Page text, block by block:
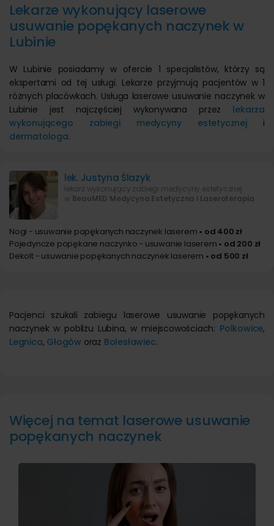
Lekarze wykonujący laserowe
usuwanie popękanych naczynek w
Lubinie
W Lubinie posiadamy w ofercie 1 specjalistów, którzy są
ekspertami od tej usługi. Lekarze przyjmują pacjentów w 1
różnych placówkach. Usługa laserowe usuwanie naczynek w
Lubinie jest najczęściej wykonywana przez lekarza
wykonującego zabiegi medycyny estetyczneji
dermatologa.
lek. Justyna Ślazyk
lekarz wykonujący zabiegi medycyny estetycznej
w BeauMED Medycyna Estetyczna i Laseroterapia
Nogi - usuwanie popękanych naczynek laserem • od 400 zł
Pojedyncze popękane naczynko - usuwanie laserem • od 200 zł
Dekolt - usuwanie popękanych naczynek laserem • od 500 zł
Pacjenci szukali zabiegu laserowe usuwanie popękanych
naczynek w pobliżu Lubina, w miejscowościach: Polkowice,
Legnica, Głogów oraz Bolesławiec.
Więcej na temat laserowe usuwanie
popękanych naczynek